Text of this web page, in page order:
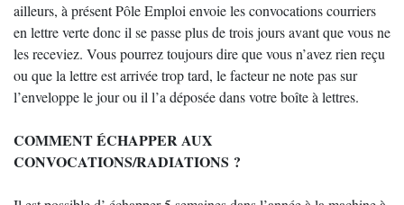
ailleurs, à présent Pôle Emploi envoie les convocations courriers
en lettre verte donc il se passe plus de trois jours avant que vous ne
les receviez. Vous pourrez toujours dire que vous n’avez rien reçu
ou que la lettre est arrivée trop tard, le facteur ne note pas sur
l’enveloppe le jour ou il l’a déposée dans votre boîte à lettres.
COMMENT ÉCHAPPER AUX
CONVOCATIONS/RADIATIONS ?